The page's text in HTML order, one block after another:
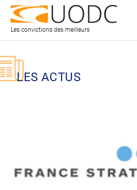
Les convictions des meilleurs
LES ACTUS